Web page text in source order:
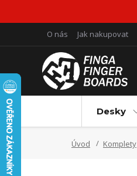
O nás Jak nakupovat
Desky
Úvod Komplety